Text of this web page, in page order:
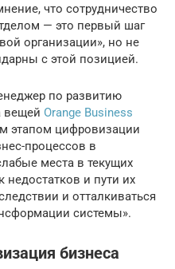
что сотрудничество
— это первый шаг
организации», но не
с этой позицией.
по развитию
вещей Orange Business
этапом цифровизации
процессов в
места в текущих
недостатков и пути их
и отталкиваться
системы».
бизнеса